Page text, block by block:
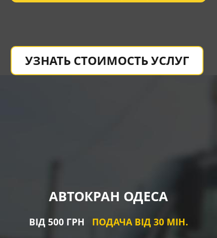
УЗНАТЬ СТОИМОСТЬ УСЛУГ
АВТОКРАН ОДЕСА
ВІД 500 ГРН ПОДАЧА ВІД 30 МІН.